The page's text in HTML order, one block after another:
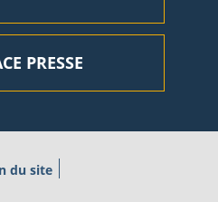
PRESSE
du site